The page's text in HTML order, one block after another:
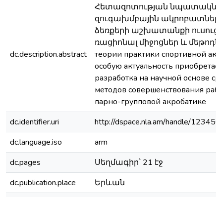
dc.description.abstract
Հետազոտության նպատակն
զուգախմբային
ձեռքերի աշխատանքի
ռացիոնալ միջոցներ և
теории практики спортивной
особую актуальность
разработка на научной основе
методов совершенствования
парно-групповой акробатике
dc.identifier.uri
http://dspace.nla.am/handle/
dc.language.iso
arm
dc.pages
Սեղմագիր՝ 21 էջ
dc.publication.place
Երևան